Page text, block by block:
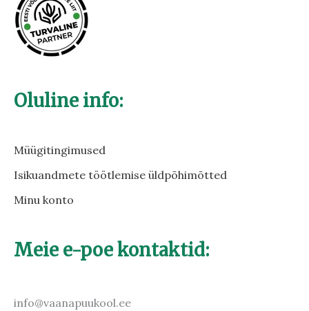
Oluline info:
Müügitingimused
Isikuandmete töötlemise üldpõhimõtted
Minu konto
Meie e-poe kontaktid:
info@vaanapuukool.ee